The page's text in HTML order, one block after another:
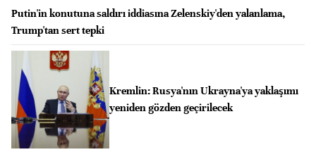
Putin'in konutuna saldırı iddiasına Zelenskiy'den yalanlama,
Trump'tan sert tepki
Kremlin: Rusya'nın Ukrayna'ya yaklaşımı
yeniden gözden geçirilecek